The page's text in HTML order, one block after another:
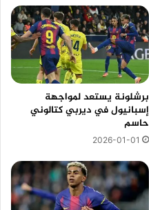
برشلونة يستعد لمواجهة
إسبانيول في ديربي كتالوني
حاسم
2026-01-01